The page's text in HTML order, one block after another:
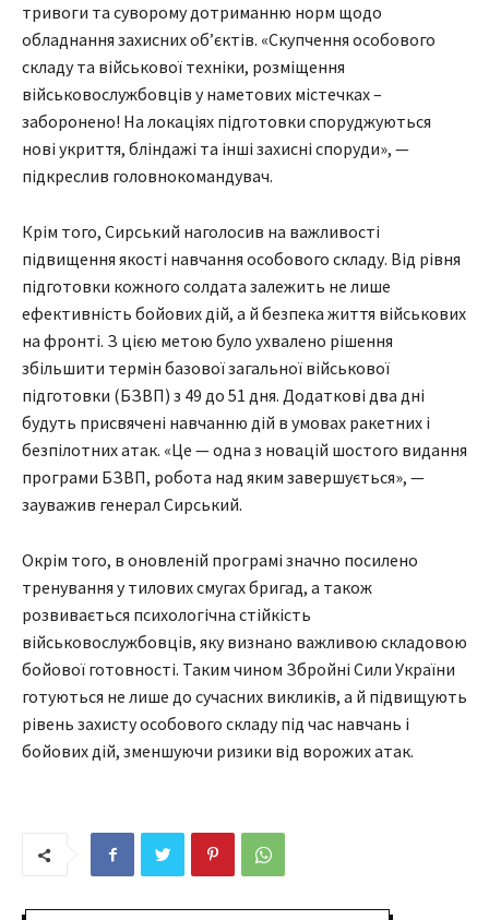
тривоги та суворому дотриманню норм щодо
обладнання захисних об’єктів. «Скупчення особового
складу та військової техніки, розміщення
військовослужбовців у наметових містечках –
заборонено! На локаціях підготовки споруджуються
нові укриття, бліндажі та інші захисні споруди», —
підкреслив головнокомандувач.
Крім того, Сирський наголосив на важливості
підвищення якості навчання особового складу. Від рівня
підготовки кожного солдата залежить не лише
ефективність бойових дій, а й безпека життя військових
на фронті. З цією метою було ухвалено рішення
збільшити термін базової загальної військової
підготовки (БЗВП) з 49 до 51 дня. Додаткові два дні
будуть присвячені навчанню дій в умовах ракетних і
безпілотних атак. «Це — одна з новацій шостого видання
програми БЗВП, робота над яким завершується», —
зауважив генерал Сирський.
Окрім того, в оновленій програмі значно посилено
тренування у тилових смугах бригад, а також
розвивається психологічна стійкість
військовослужбовців, яку визнано важливою складовою
бойової готовності. Таким чином Збройні Сили України
готуються не лише до сучасних викликів, а й підвищують
рівень захисту особового складу під час навчань і
бойових дій, зменшуючи ризики від ворожих атак.